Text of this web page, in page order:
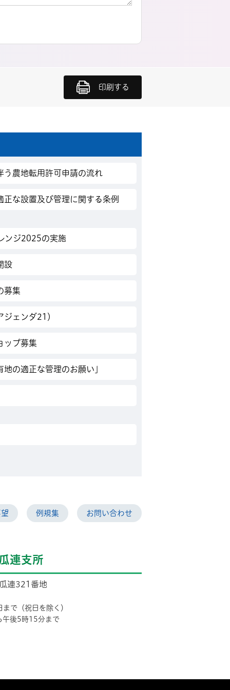
印刷する
農地転用許可申請の流れ
な設置及び管理に関する条例
ンジ2025の実施
設
募集
ェンダ21）
ップ募集
の適正な管理のお願い」
例規集 お問い合わせ
連支所
連321番地
で（祝日を除く）
午後5時15分まで